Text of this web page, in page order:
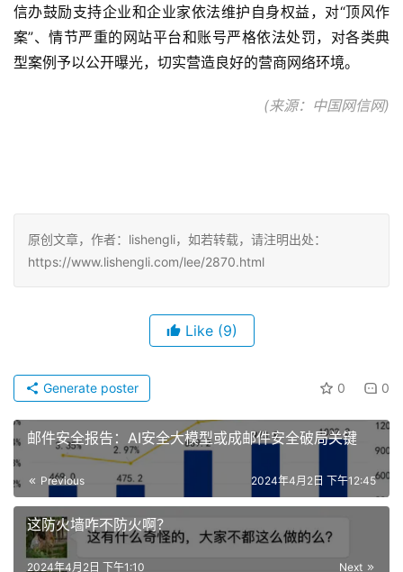
信办鼓励支持企业和企业家依法维护自身权益，对“顶风作
案”、情节严重的网站平台和账号严格依法处罚，对各类典
型案例予以公开曝光，切实营造良好的营商网络环境。
(来源：中国网信网)
原创文章，作者：lishengli，如若转载，请注明出处：
https://www.lishengli.com/lee/2870.html
Like (9)
0 0
Generate poster
邮件安全报告：AI安全大模型或成邮件安全破局关键
Previous 2024年4月2日 下午12:45
这防火墙咋不防火啊？
Next
2024年4月2日 下午1:10